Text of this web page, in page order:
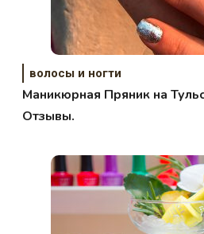
волосы и ногти
Маникюрная Пряник на
Отзывы.